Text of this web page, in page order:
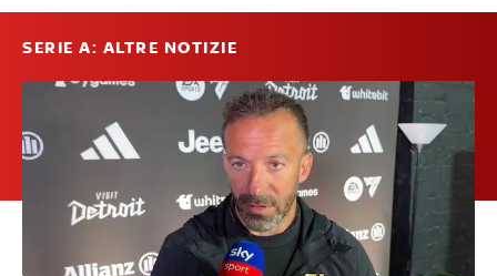
SERIE A: ALTRE NOTIZIE